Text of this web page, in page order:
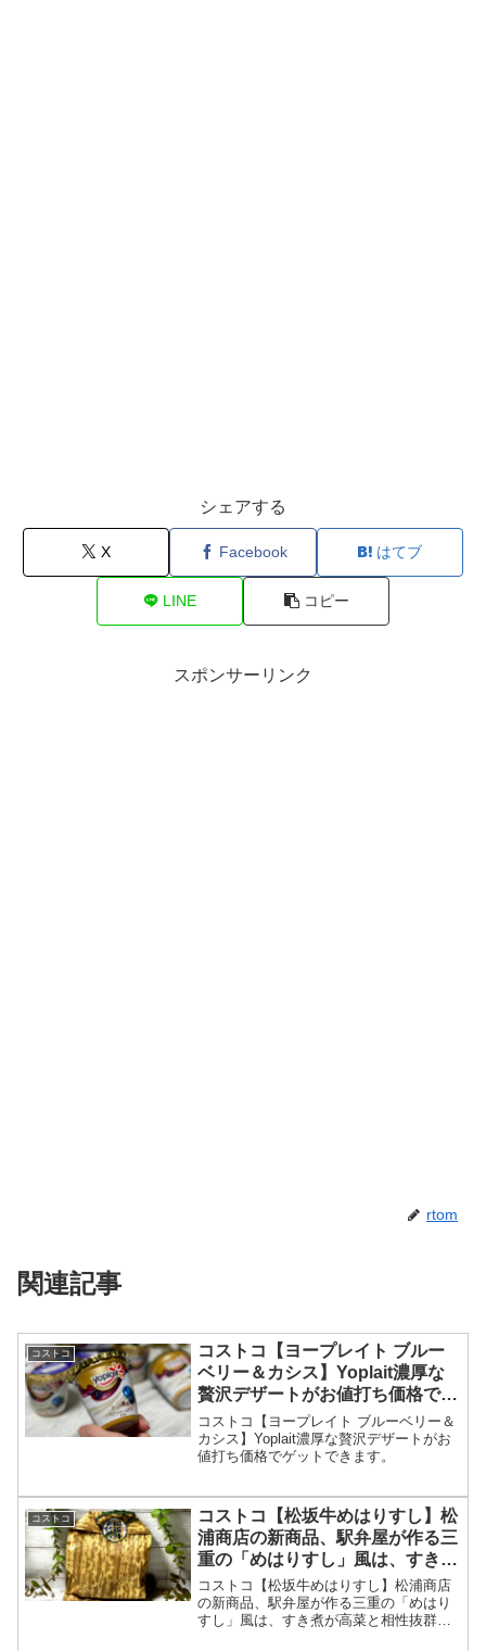
シェアする
X Facebook はてブ
LINE コピー
スポンサーリンク
rtom
関連記事
コストコ
コストコ【ヨープレイト ブルー
ベリー＆カシス】Yoplait濃厚な
贅沢デザートがお値打ち価格でゲ
ットできます。
コストコ【ヨープレイト ブルーベリー＆
カシス】Yoplait濃厚な贅沢デザートがお
値打ち価格でゲットできます。
コストコ
コストコ【松坂牛めはりすし】松
浦商店の新商品、駅弁屋が作る三
重の「めはりすし」風は、すき煮
が高菜と相性抜群で美味しかった
です。
コストコ【松坂牛めはりすし】松浦商店
の新商品、駅弁屋が作る三重の「めはり
すし」風は、すき煮が高菜と相性抜群で